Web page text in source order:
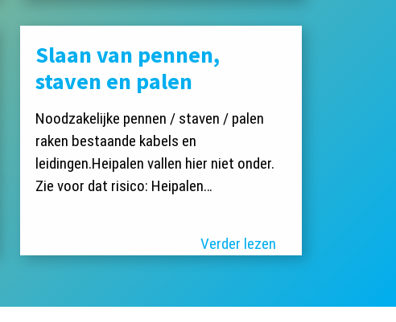
Slaan van pennen,
staven en palen
Noodzakelijke pennen / staven / palen
raken bestaande kabels en
leidingen.Heipalen vallen hier niet onder.
Zie voor dat risico: Heipalen…
Verder lezen